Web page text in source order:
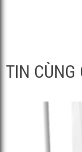
TIN CÙNG